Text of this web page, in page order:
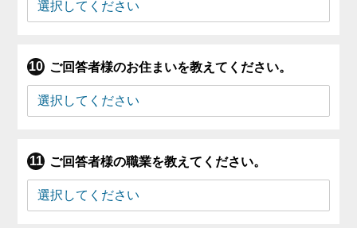
ご回答者様のお住まいを教えてください。
ご回答者様の職業を教えてください。